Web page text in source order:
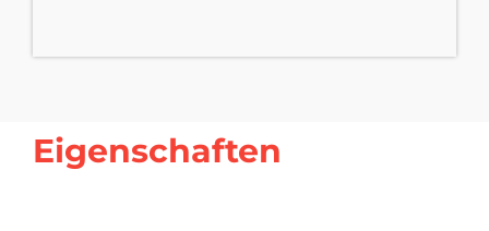
Eigenschaften